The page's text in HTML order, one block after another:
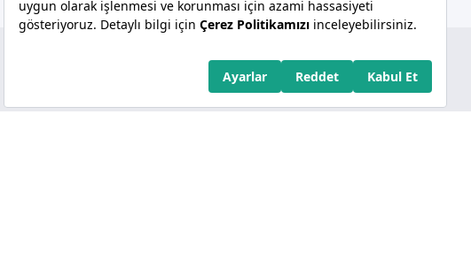
Copyright 2026 Kuveyt Türk Katılım Bankası A.Ş.